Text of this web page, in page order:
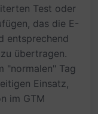
Test oder
das die E-
entsprechend
übertragen.
"normalen" Tag
Einsatz,
im GTM